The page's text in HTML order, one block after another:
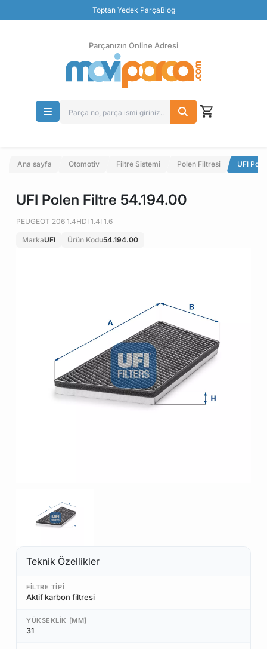
Toptan Yedek ParçaBlog
Ücretsiz İade
Parçanızın Online Adresi
Ana sayfa Otomotiv Filtre Sistemi Polen Filtresi UFI
UFI Polen Filtre 54.194.00
PEUGEOT 206 1.4HDI 1.4I 1.6
MarkaUFI Ürün Kodu54.194.00
Teknik Özellikler
FILTRE TIPI
Aktif karbon filtresi
YÜKSEKLIK [MM]
31